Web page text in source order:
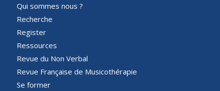
Qui sommes nous ?
Recherche
Register
Ressources
Revue du Non Verbal
Revue Française de Musicothérapie
Se former